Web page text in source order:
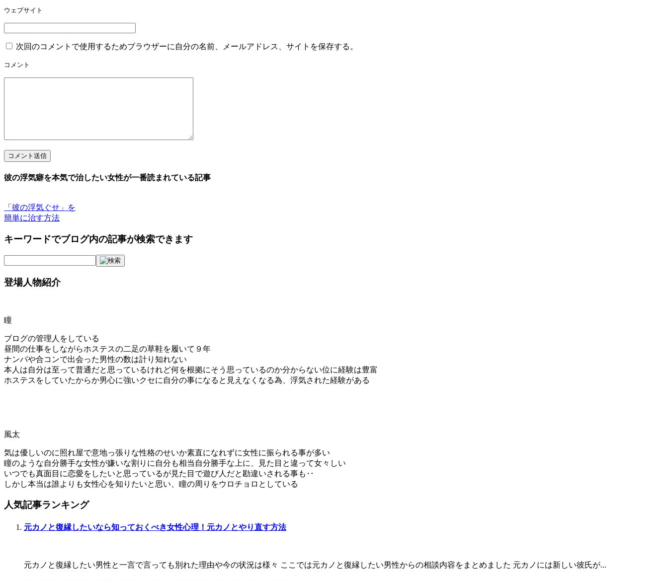
ウェブサイト
次回のコメントで使用するためブラウザーに自分の名前、メールアドレス、サイトを保存する。
コメント
コメント送信
彼の浮気癖を本気で治したい女性が一番読まれている記事
「彼の浮気ぐせ」を
簡単に治す方法
キーワードでブログ内の記事が検索できます
登場人物紹介
瞳
ブログの管理人をしている
昼間の仕事をしながらホステスの二足の草鞋を履いて９年
ナンパや合コンで出会った男性の数は計り知れない
本人は自分は至って普通だと思っているけれど何を根拠にそう思っているのか分からない位に経験は豊富
ホステスをしていたからか男心に強いクセに自分の事になると見えなくなる為、浮気された経験がある
風太
気は優しいのに照れ屋で意地っ張りな性格のせいか素直になれずに女性に振られる事が多い
瞳のような自分勝手な女性が嫌いな割りに自分も相当自分勝手な上に、見た目と違って女々しい
いつでも真面目に恋愛をしたいと思っているが見た目で遊び人だと勘違いされる事も‥
しかし本当は誰よりも女性心を知りたいと思い、瞳の周りをウロチョロとしている
人気記事ランキング
元カノと復縁したいなら知っておくべき女性心理！元カノとやり直す方法
元カノと復縁したい男性と一言で言っても別れた理由や今の状況は様々 ここでは元カノと復縁したい男性からの相談内容をまとめました 元カノには新しい彼氏が...